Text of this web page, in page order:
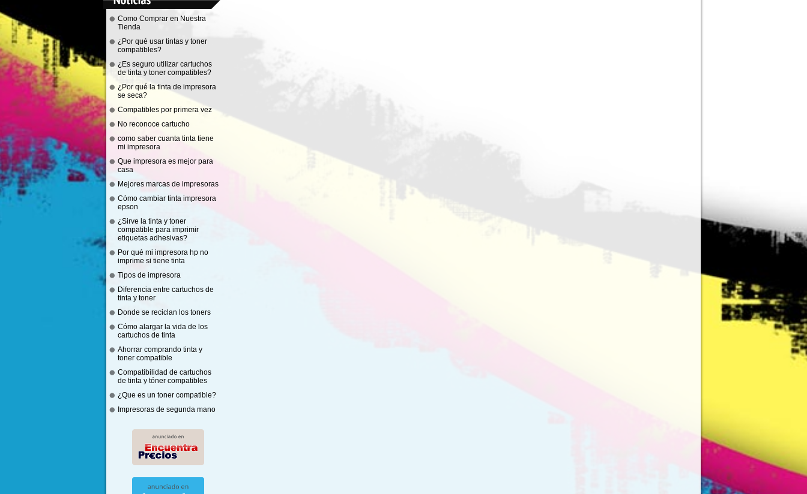
Como Comprar en Nuestra
Tienda
¿Por qué usar tintas y toner
compatibles?
¿Es seguro utilizar cartuchos
de tinta y toner compatibles?
¿Por qué la tinta de impresora
se seca?
Compatibles por primera vez
No reconoce cartucho
como saber cuanta tinta tiene
mi impresora
Que impresora es mejor para
casa
Mejores marcas de impresoras
Cómo cambiar tinta impresora
epson
¿Sirve la tinta y toner
compatible para imprimir
etiquetas adhesivas?
Por qué mi impresora hp no
imprime si tiene tinta
Tipos de impresora
Diferencia entre cartuchos de
tinta y toner
Donde se reciclan los toners
Cómo alargar la vida de los
cartuchos de tinta
Ahorrar comprando tinta y
toner compatible
Compatibilidad de cartuchos
de tinta y tóner compatibles
¿Que es un toner compatible?
Impresoras de segunda mano